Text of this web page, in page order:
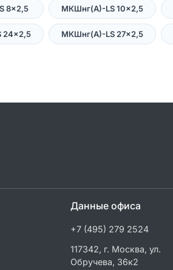
8×2,5 МКШнг(А)-LS 10×2,5
24×2,5 МКШнг(А)-LS 27×2,5
Данные офиса
+7 (495) 279 2524
117342, г. Москва, ул.
Обручева, 36к2